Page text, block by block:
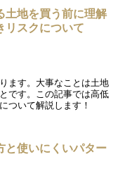
土地を買う前に理解
リスクについて
ます。大事なことは土地
です。この記事では高低
ついて解説します！
と使いにくいパター